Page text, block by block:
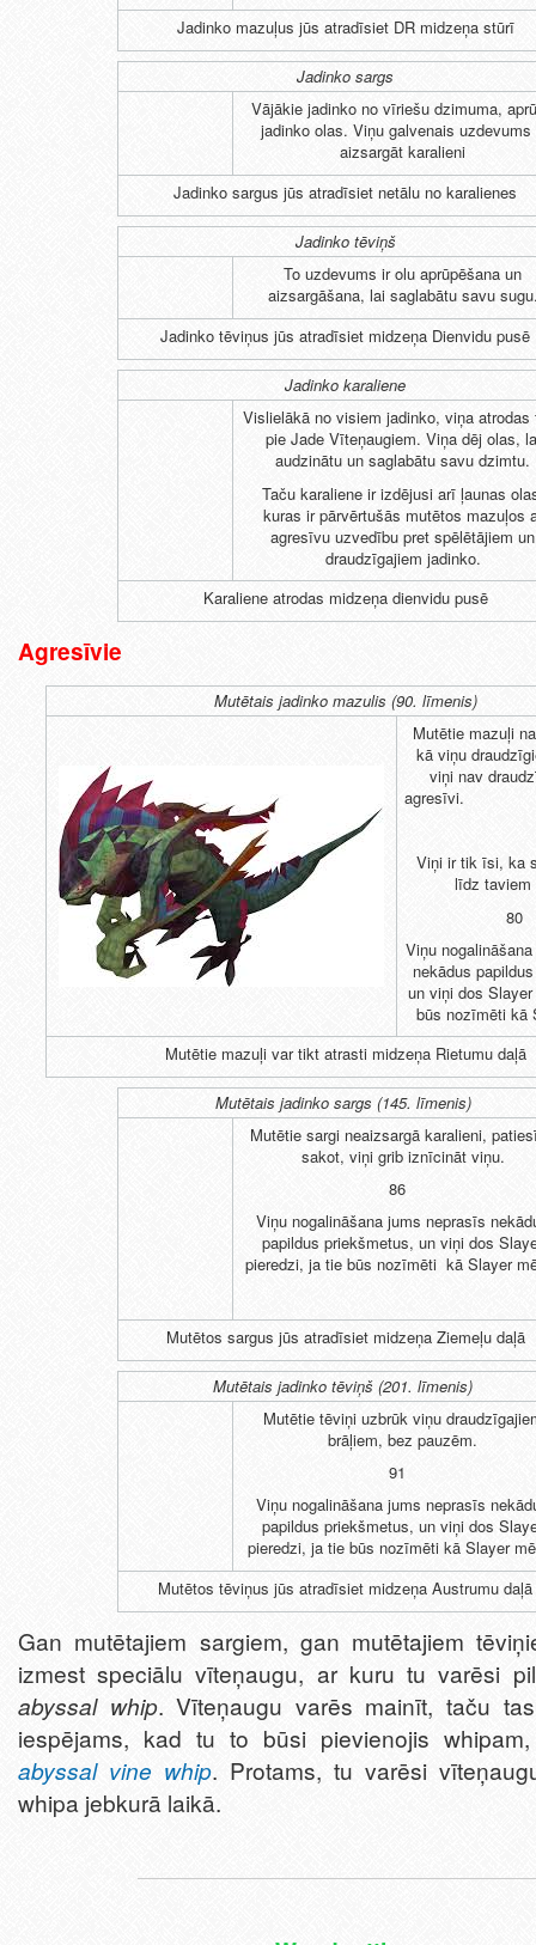
Jadinko mazuļus jūs atradīsiet DR midzeņa stūrī
Jadinko sargs
Vājākie jadinko no vīriešu dzimuma,
jadinko olas. Viņu galvenais uzdevums
aizsargāt karalieni
Jadinko sargus jūs atradīsiet netālu no karalienes
Jadinko tēviņš
To uzdevums ir olu aprūpēšana un
aizsargāšana, lai saglabātu savu
Jadinko tēviņus jūs atradīsiet midzeņa Dienvidu pusē
Jadinko karaliene
Vislielākā no visiem jadinko, viņa atrodas
pie Jade Vīteņaugiem. Viņa dēj olas,
audzinātu un saglabātu savu dzimtu.
Taču karaliene ir izdējusi arī ļaunas
kuras ir pārvērtušās mutētos mazuļos
agresīvu uzvedību pret spēlētājiem un
draudzīgajiem jadinko.
Karaliene atrodas midzeņa dienvidu pusē
Agresīvie
Mutētais jadinko mazulis (90. līmenis)
Mutētie mazuļi
kā viņu
viņi nav
Viņi ir tik īsi, ka
līdz
80
Viņu
nekādus
un viņi dos
būs nozīmēti kā
Mutētie mazuļi var tikt atrasti midzeņa Rietumu daļā
Mutētais jadinko sargs (145. līmenis)
Mutētie sargi neaizsargā karalieni,
sakot, viņi grib iznīcināt viņu.
86
Viņu nogalināšana jums neprasīs
papildus priekšmetus, un viņi dos
pieredzi, ja tie būs nozīmēti kā Slayer
Mutētos sargus jūs atradīsiet midzeņa Ziemeļu daļā
Mutētais jadinko tēviņš (201. līmenis)
Mutētie tēviņi uzbrūk viņu
brāļiem, bez pauzēm.
91
Viņu nogalināšana jums neprasīs
papildus priekšmetus, un viņi dos
pieredzi, ja tie būs nozīmēti kā Slayer
Mutētos tēviņus jūs atradīsiet midzeņa Austrumu daļā
Gan mutētajiem sargiem, gan mutētajiem
izmest speciālu vīteņaugu, ar kuru tu varēsi
abyssal whip. Vīteņaugu varēs mainīt, taču
iespējams, kad tu to būsi pievienojis
abyssal vine whip. Protams, tu varēsi
whipa jebkurā laikā.